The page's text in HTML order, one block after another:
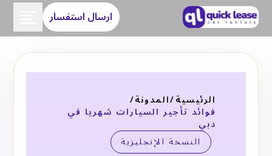
ارسال استفسار
الرئيسية/المدونة/
فوائد تأجير السيارات شهريا في
دبي
النسخة الإنجليزية